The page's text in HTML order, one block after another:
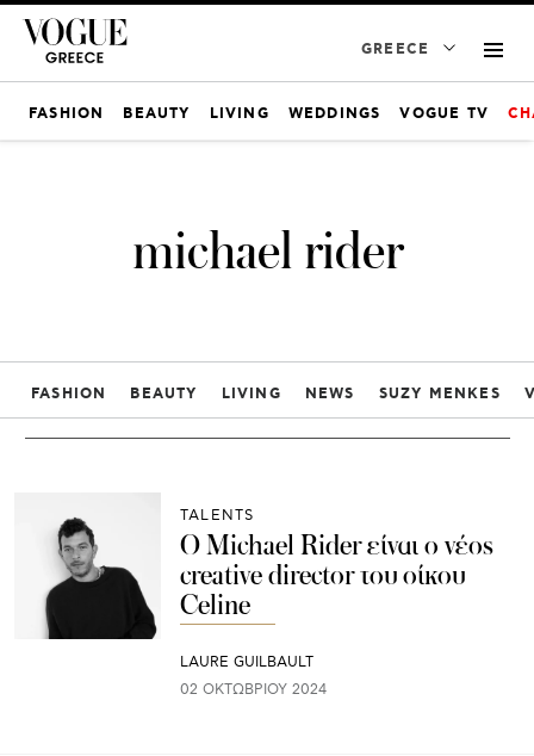
GREECE
FASHION BEAUTY LIVING WEDDINGS VOGUE TV
michael rider
FASHION BEAUTY LIVING NEWS SUZY MENKES
TALENTS
Ο Michael Rider είναι ο νέος
creative director του οίκου
Celine
LAURE GUILBAULT
02 ΟΚΤΩΒΡΊΟΥ 2024